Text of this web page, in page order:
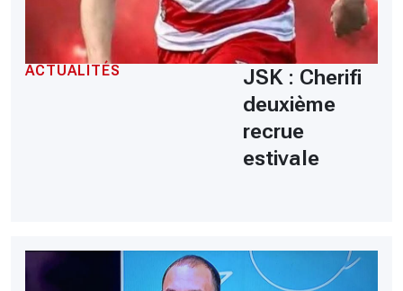
ACTUALITÉS
JSK : Cherifi
deuxième
recrue
estivale